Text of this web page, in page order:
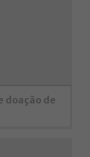
doação de